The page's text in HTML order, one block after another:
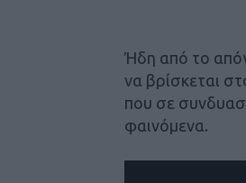
Ήδη από το
να βρίσκεται
που σε
φαινόμενα.